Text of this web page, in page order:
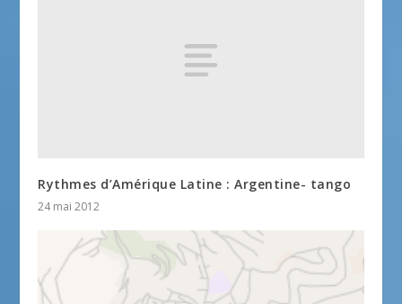
Rythmes d’Amérique Latine : Argentine- tango
24 mai 2012